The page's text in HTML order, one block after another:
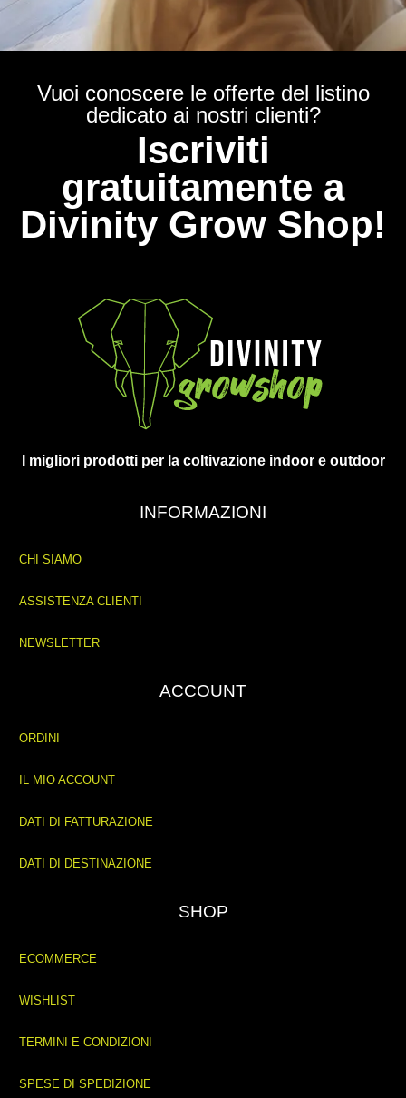
Vuoi conoscere le offerte del listino
dedicato ai nostri clienti?
Iscriviti
gratuitamente a
Divinity Grow Shop!
I migliori prodotti per la coltivazione indoor e outdoor
INFORMAZIONI
CHI SIAMO
ASSISTENZA CLIENTI
NEWSLETTER
ACCOUNT
ORDINI
IL MIO ACCOUNT
DATI DI FATTURAZIONE
DATI DI DESTINAZIONE
SHOP
ECOMMERCE
WISHLIST
TERMINI E CONDIZIONI
SPESE DI SPEDIZIONE